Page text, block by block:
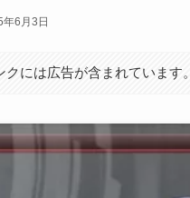
6月3日
クには広告が含まれています。